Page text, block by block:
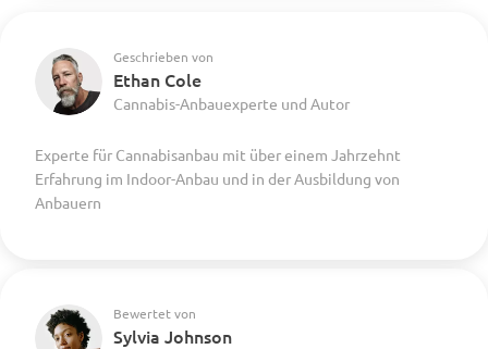
Geschrieben von
Ethan Cole
Cannabis-Anbauexperte und Autor
Experte für Cannabisanbau mit über einem Jahrzehnt
Erfahrung im Indoor-Anbau und in der Ausbildung von
Anbauern
Bewertet von
Sylvia Johnson